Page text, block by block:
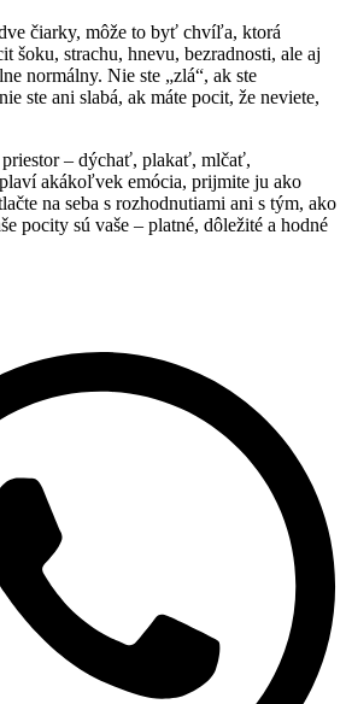
čiarky, môže to byť chvíľa, ktorá
šoku, strachu, hnevu, bezradnosti, ale aj
normálny. Nie ste „zlá“, ak ste
ste ani slabá, ak máte pocit, že neviete,
– dýchať, plakať, mlčať,
akákoľvek emócia, prijmite ju ako
na seba s rozhodnutiami ani s tým, ako
pocity sú vaše – platné, dôležité a hodné